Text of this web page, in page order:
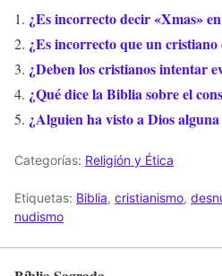
¿Es incorrecto decir «Xmas»
¿Es incorrecto que un cristiano
¿Deben los cristianos intentar
¿Qué dice la Biblia sobre el
¿Alguien ha visto a Dios alguna
Categorías: Religión y Ética
Etiquetas: Biblia, cristianismo,
nudismo